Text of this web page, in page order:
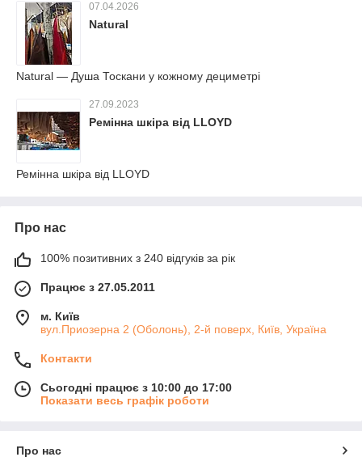
07.04.2026
Natural
Natural — Душа Тоскани у кожному дециметрі
27.09.2023
Ремінна шкіра від LLOYD
Ремінна шкіра від LLOYD
Про нас
100% позитивних з 240 відгуків за рік
Працює з 27.05.2011
м. Київ
вул.Приозерна 2 (Оболонь), 2-й поверх, Київ, Україна
Контакти
Сьогодні працює з 10:00 до 17:00
Показати весь графік роботи
Про нас